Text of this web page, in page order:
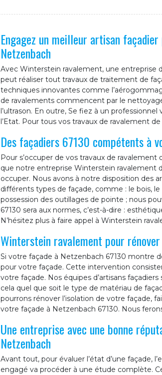
Engagez un meilleur artisan
Netzenbach
Avec Winterstein ravalement, une entreprise
peut réaliser tout travaux de traitement de
techniques innovantes comme
de ravalements commencent par le
l’ultrason. En outre, Se fiez à un
l’Etat. Pour tous vos travaux de ravalement
Des façadiers 67130 compétents à
Pour s’occuper de vos travaux de
que notre entreprise Winterstein ravalement
occuper. Nous avons à notre disposition des
différents types de façade, comme : le bois,
possession des outillages de pointe ; nous
67130 sera aux normes, c’est-à-dire :
N’hésitez plus à faire appel à Winterstein
Winterstein ravalement pour
Si votre façade à Netzenbach 67130 montre
pour votre façade. Cette intervention
votre façade. Nos équipes d’artisans
cela quel que soit le type de matériau de
pourrons rénover l’isolation de votre façade,
votre façade à Netzenbach 67130. Nous
Une entreprise avec une bonne
Netzenbach
Avant tout, pour évaluer l’état d’une façade,
engagé va procéder à une étude complète.